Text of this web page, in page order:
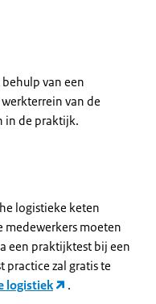
van een
van de
in de praktijk.
logistieke keten
medewerkers moeten
een praktijktest bij een
practice zal gratis te
logistiek .